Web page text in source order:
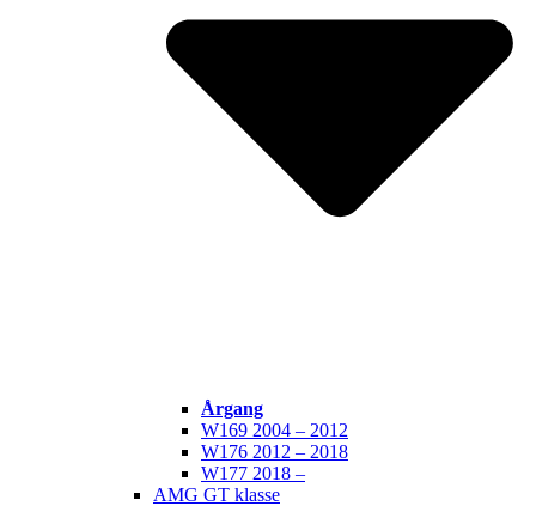
Årgang
W169 2004 – 2012
W176 2012 – 2018
W177 2018 –
AMG GT klasse